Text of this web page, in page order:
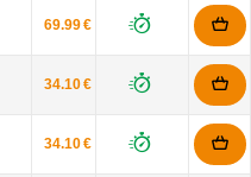
69.99 €
34.10 €
34.10 €